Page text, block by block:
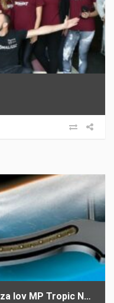
Pirotehnika, oruzje i oprema za lov MP Tropic Novi Banovci